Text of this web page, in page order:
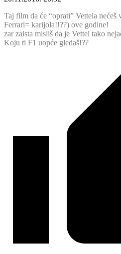
Taj film da će “oprati” Vettela
Ferrari= karijola!!??) ove godine!
zar zaista misliš da je Vettel tako
Koju ti F1 uopće gledaš!??